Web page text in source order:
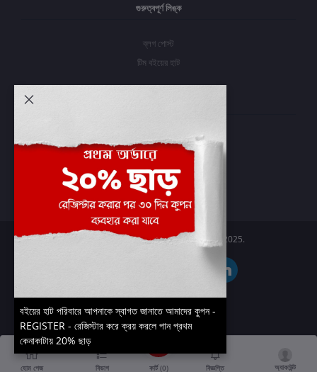
গুরুত্বপূর্ণ লিঙ্ক
ব্লগ পোস্ট
টিম বইয়ের হাট
প্রবেশ করুন
অর্ডার ইতিহাস
আমার ইচ্ছাগুলি
অর্ডার ট্র্যাকিং
Boier Haat™ | © All rights reserved 2025.
হোম পেজ বিভাগ কার্ট (0) বিজ্ঞপ্তি অ্যাকাউন্ট
বইয়ের হাট পরিবারে আপনাকে স্বাগত জানাতে আমাদের কুপন -
REGISTER - রেজিস্টার করে ক্রয় করলে পান প্রথম
কেনাকাটায় 20% ছাড়